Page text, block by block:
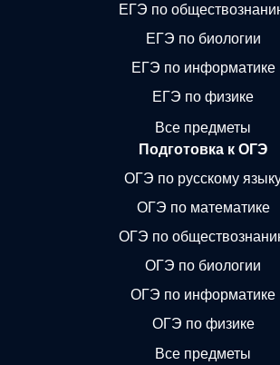
ЕГЭ по
ЕГЭ по биологии
ЕГЭ по информатике
ЕГЭ по физике
Все предметы
Подготовка к ОГЭ
ОГЭ по русскому
ОГЭ по математике
ОГЭ по
ОГЭ по биологии
ОГЭ по информатике
ОГЭ по физике
Все предметы